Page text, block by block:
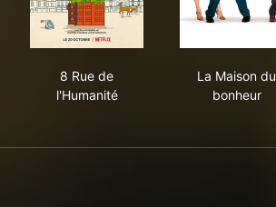
8 Rue de
l'Humanité
La Maison du
bonheur